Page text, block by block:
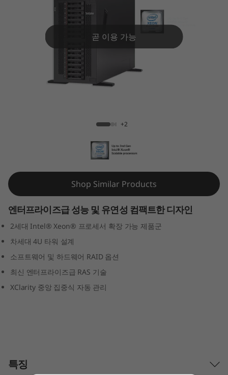
S
5
5
0
곧 이용 가능
+2
Shop Similar Products
엔터프라이즈급 성능 및 유연성 컴팩트한 디자인
2세대 Intel® Xeon® 프로세서 확장 가능 제품군
차세대 4U 타워 설계
소프트웨어 및 하드웨어 RAID 옵션
최신 엔터프라이즈급 RAS 기술
XClarity 중앙 집중식 자동 관리
특징